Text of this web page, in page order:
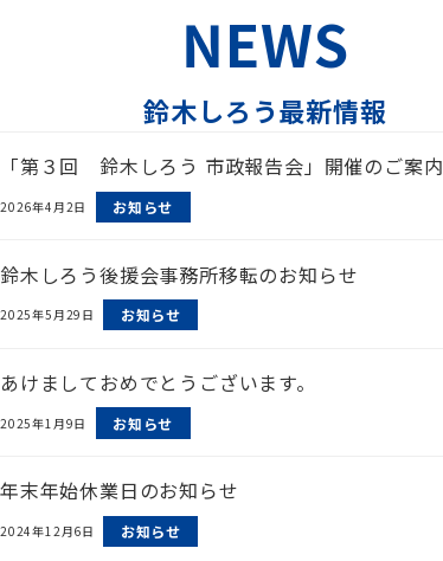
NEWS
鈴木しろう最新情報
「第３回 鈴木しろう 市政報告会」開催のご案内
2026年4月2日 お知らせ
鈴木しろう後援会事務所移転のお知らせ
2025年5月29日 お知らせ
あけましておめでとうございます。
2025年1月9日 お知らせ
年末年始休業日のお知らせ
2024年12月6日 お知らせ